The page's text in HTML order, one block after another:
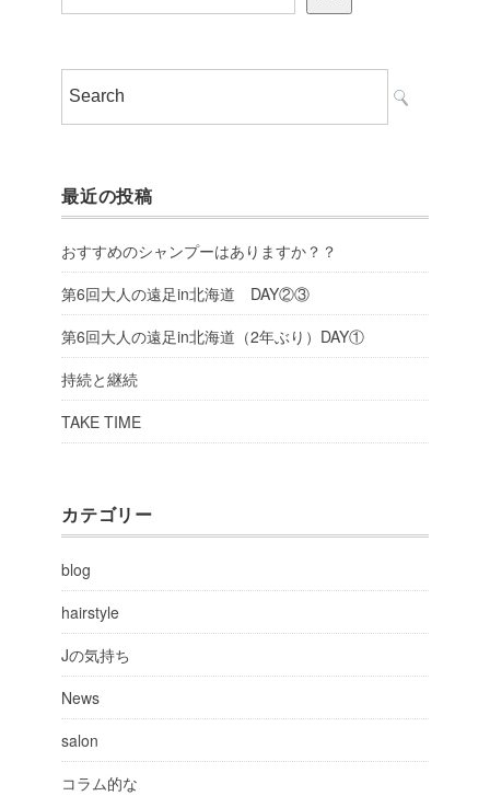
最近の投稿
おすすめのシャンプーはありますか？？
第6回大人の遠足in北海道 DAY②③
第6回大人の遠足in北海道（2年ぶり）DAY①
持続と継続
TAKE TIME
カテゴリー
blog
hairstyle
Jの気持ち
News
salon
コラム的な